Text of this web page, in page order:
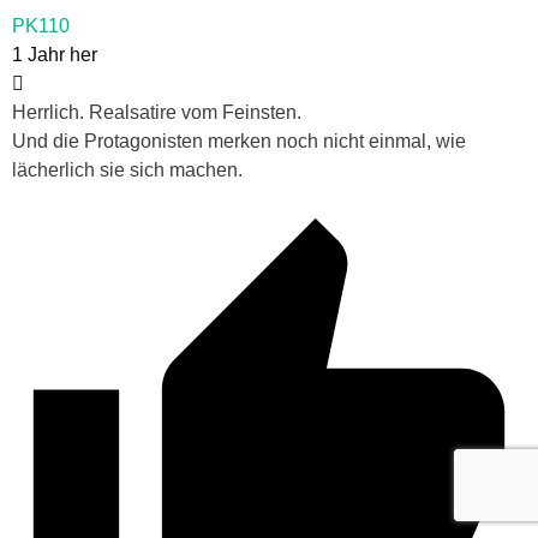
PK110
1 Jahr her
Herrlich. Realsatire vom Feinsten.
Und die Protagonisten merken noch nicht einmal, wie
lächerlich sie sich machen.